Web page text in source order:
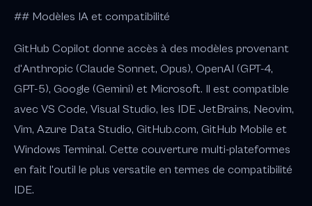
## Modèles IA et compatibilité
GitHub Copilot donne accès à des modèles provenant
d'Anthropic (Claude Sonnet, Opus), OpenAI (GPT-4,
GPT-5), Google (Gemini) et Microsoft. Il est compatible
avec VS Code, Visual Studio, les IDE JetBrains, Neovim,
Vim, Azure Data Studio, GitHub.com, GitHub Mobile et
Windows Terminal. Cette couverture multi-plateformes
en fait l'outil le plus versatile en termes de compatibilité
IDE.